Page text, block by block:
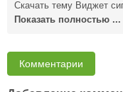
Скачать тему Виджет
Показать полностью ...
Комментарии